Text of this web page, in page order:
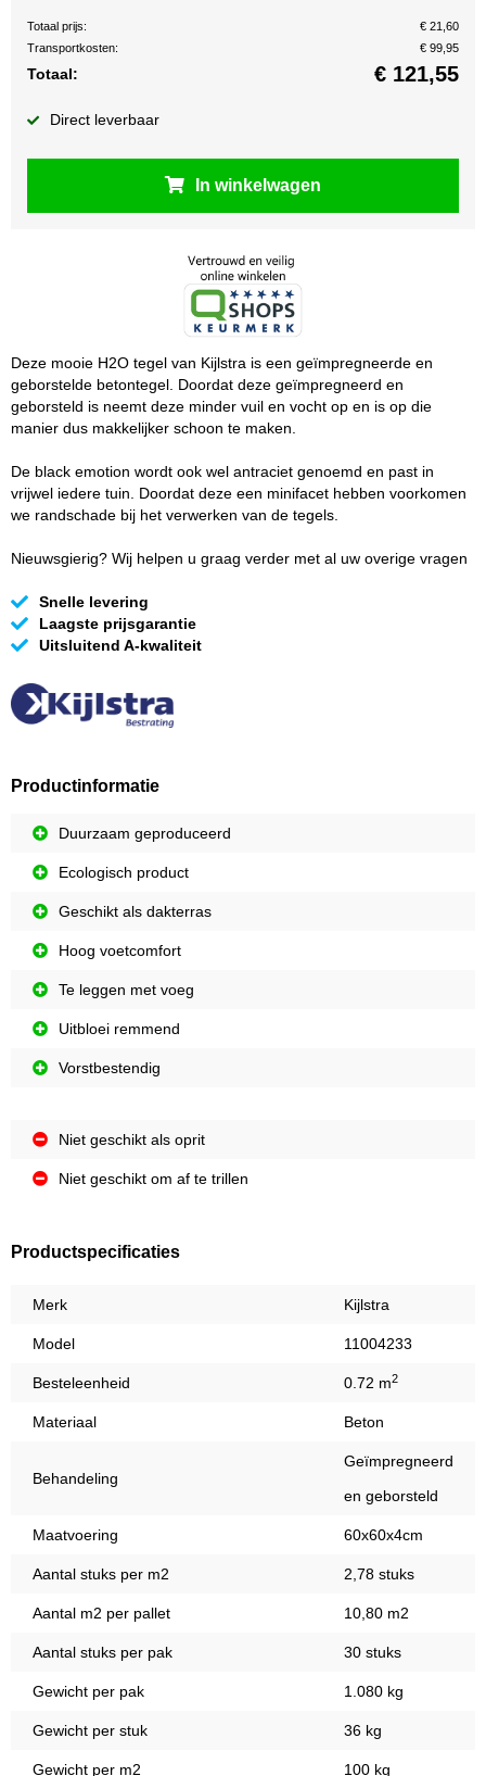
Totaal prijs:
€ 21,60
Transportkosten:
€ 99,95
Totaal: € 121,55
Direct leverbaar
In winkelwagen
Deze mooie H2O tegel van Kijlstra is een geïmpregneerde en
geborstelde betontegel. Doordat deze geïmpregneerd en
geborsteld is neemt deze minder vuil en vocht op en is op die
manier dus makkelijker schoon te maken.
De black emotion wordt ook wel antraciet genoemd en past in
vrijwel iedere tuin. Doordat deze een minifacet hebben voorkomen
we randschade bij het verwerken van de tegels.
Nieuwsgierig? Wij helpen u graag verder met al uw overige vragen
Snelle levering
Laagste prijsgarantie
Uitsluitend A-kwaliteit
Productinformatie
Duurzaam geproduceerd
Ecologisch product
Geschikt als dakterras
Hoog voetcomfort
Te leggen met voeg
Uitbloei remmend
Vorstbestendig
Niet geschikt als oprit
Niet geschikt om af te trillen
Productspecificaties
Merk Kijlstra
Model 11004233
Besteleenheid 0.72 m2
Materiaal Beton
Behandeling
Geïmpregneerd
en geborsteld
Maatvoering 60x60x4cm
Aantal stuks per m2 2,78 stuks
Aantal m2 per pallet 10,80 m2
Aantal stuks per pak 30 stuks
Gewicht per pak 1.080 kg
Gewicht per stuk 36 kg
Gewicht per m2 100 kg